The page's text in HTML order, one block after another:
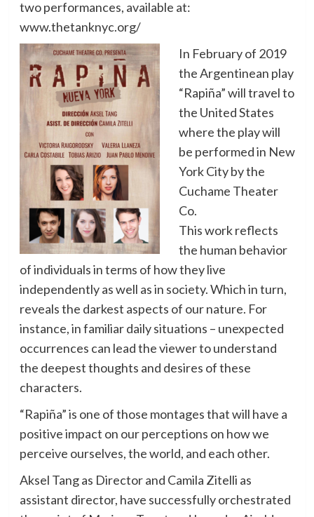
two performances, available at:
www.thetanknyc.org/
In February of 2019
the Argentinean play
“Rapiña” will travel to
the United States
where the play will
be performed in New
York City by the
Cuchame Theater
Co.
This work reflects
the human behavior
of individuals in terms of how they live
independently as well as in society. Which in turn,
reveals the darkest aspects of our nature. For
instance, in familiar daily situations – unexpected
occurrences can lead the viewer to understand
the deepest thoughts and desires of these
characters.
“Rapiña” is one of those montages that will have a
positive impact on our perceptions on how we
perceive ourselves, the world, and each other.
Aksel Tang as Director and Camila Zitelli as
assistant director, have successfully orchestrated